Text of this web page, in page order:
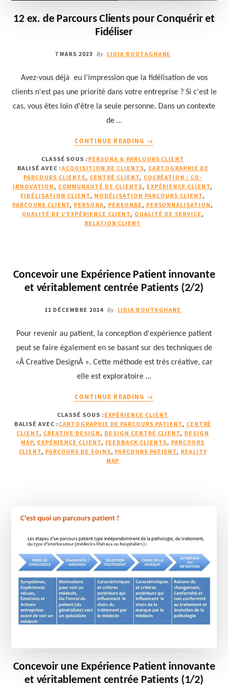
12 ex. de Parcours Clients pour Conquérir et
Fidéliser
7 MARS 2023 By LIDIA BOUTAGHANE
Avez-vous déjà eu l'impression que la fidélisation de vos
clients n'est pas une priorité dans votre entreprise ? Si c'est le
cas, vous êtes loin d'être la seule personne. Dans un contexte
de …
CONTINUE READING
EX.
DE
PARCOURS
CLIENTS
POUR
CONQUÉRIR
→
CLASSÉ SOUS : PERSONA & PARCOURS CLIENT
BALISÉ AVEC :ACQUISITION DE CLIENTS, CARTOGRAPHIE DE
PARCOURS CLIENTS, CENTRÉ CLIENT, COCRÉATION / CO-
INNOVATION , COMMUNAUTÉ DE CLIENTS, EXPÉRIENCE CLIENT,
FIDÉLISATION CLIENT, MODÉLISATION PARCOURS CLIENT,
PARCOURS CLIENT, PERSONA, PERSONAE , PERSONNALISATION ,
QUALITÉ DE L'EXPÉRIENCE CLIENT, QUALITÉ DE SERVICE ,
RELATION CLIENT
Concevoir une Expérience Patient innovante
et véritablement centrée Patients (2/2)
11 DÉCEMBRE 2014 By LIDIA BOUTAGHANE
Pour revenir au patient, la conception d'expérience patient
peut se faire également en se basant sur des techniques de
«Â Creative DesignÂ ». Cette méthode est très créative, car
elle est exploratoire …
CONTINUE READING
UNE
EXPÉRIENCE
PATIENT
INNOVANTE
→
CLASSÉ SOUS : EXPÉRIENCE CLIENT
BALISÉ AVEC : CARTOGRAPHIE DE PARCOURS PATIENT, CENTRÉ
CLIENT, CREATIVE DESIGN , DESIGN CENTRÉ CLIENT, DESIGN
MAP, EXPÉRIENCE CLIENT, FEEDBACK CLIENTS, PARCOURS
CLIENT, PARCOURS DE SOINS, PARCOURS PATIENT, REALITY
MAP
Concevoir une Expérience Patient innovante
et véritablement centrée Patients (1/2)